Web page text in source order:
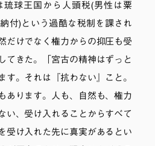
琉球王国から人頭税(男性は粟
付)という過酷な税制を課され
だけでなく権力からの抑圧も受
てきた。「宮古の精神はずっと
す。それは『抗わない』こと。
あります。人も、自然も、権力
い、受け入れることからすべて
受け入れた先に真実があるとい